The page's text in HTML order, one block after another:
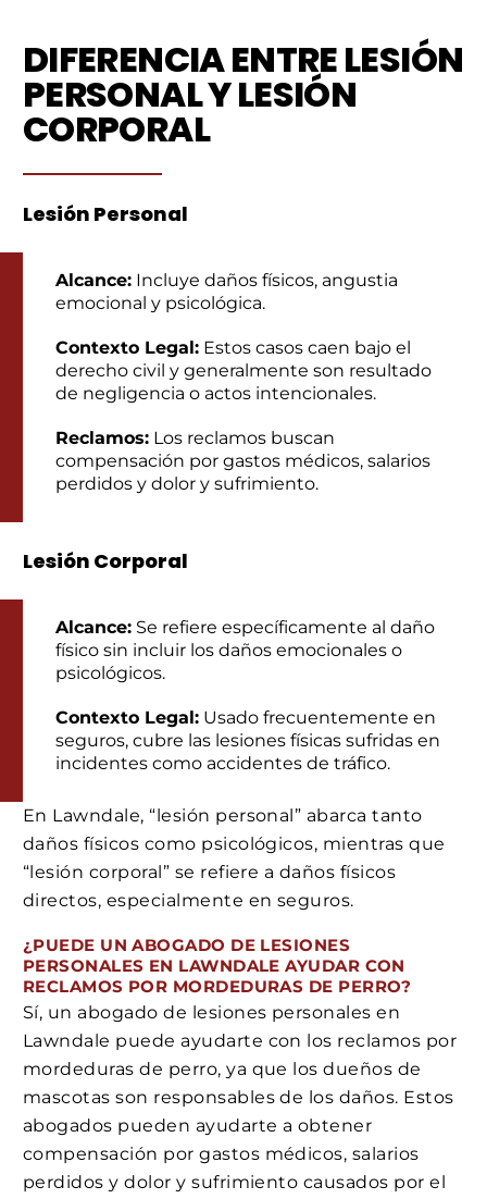
DIFERENCIA ENTRE LESIÓN
PERSONAL Y LESIÓN
CORPORAL
Lesión Personal
Alcance: Incluye daños físicos, angustia
emocional y psicológica.
Contexto Legal: Estos casos caen bajo el
derecho civil y generalmente son resultado
de negligencia o actos intencionales.
Reclamos: Los reclamos buscan
compensación por gastos médicos, salarios
perdidos y dolor y sufrimiento.
Lesión Corporal
Alcance: Se refiere específicamente al daño
físico sin incluir los daños emocionales o
psicológicos.
Contexto Legal: Usado frecuentemente en
seguros, cubre las lesiones físicas sufridas en
incidentes como accidentes de tráfico.
En Lawndale, “lesión personal” abarca tanto
daños físicos como psicológicos, mientras que
“lesión corporal” se refiere a daños físicos
directos, especialmente en seguros.
¿PUEDE UN ABOGADO DE LESIONES
PERSONALES EN LAWNDALE AYUDAR CON
RECLAMOS POR MORDEDURAS DE PERRO?
Sí, un abogado de lesiones personales en
Lawndale puede ayudarte con los reclamos por
mordeduras de perro, ya que los dueños de
mascotas son responsables de los daños. Estos
abogados pueden ayudarte a obtener
compensación por gastos médicos, salarios
perdidos y dolor y sufrimiento causados por el